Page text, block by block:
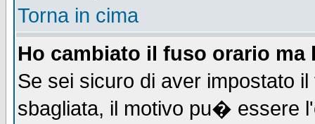
Torna in cima
Ho cambiato il fuso orario
Se sei sicuro di aver impostato
sbagliata, il motivo pu� essere